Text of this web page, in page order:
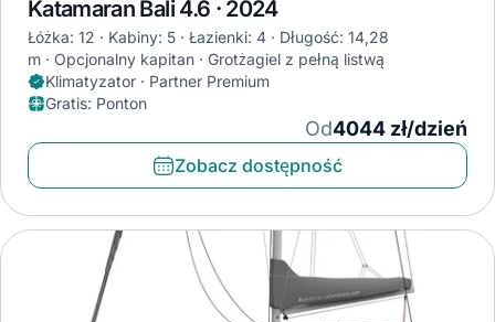
Katamaran Bali 4.6 · 2024
Łóżka: 12 Kabiny: 5 Łazienki: 4
Długość: 14,28
m
Opcjonalny kapitan
Grotżagiel z pełną listwą
Klimatyzator · Partner Premium
Gratis: Ponton
Od4044 zł/dzień
Zobacz dostępność